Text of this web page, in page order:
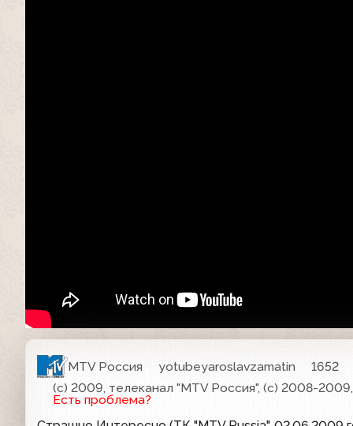
MTV Россия yotubeyaroslavzamatin 1652
(с) 2009, телеканал "MTV Россия", (с) 2008-
Есть проблема?